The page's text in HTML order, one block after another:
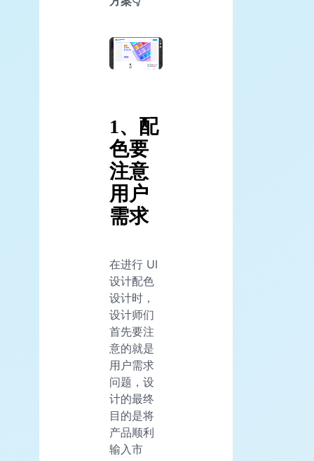
1、配
色要
注意
用户
需求
在进行 UI
设计配色
设计时，
设计师们
首先要注
意的就是
用户需求
问题，设
计的最终
目的是将
产品顺利
输入市